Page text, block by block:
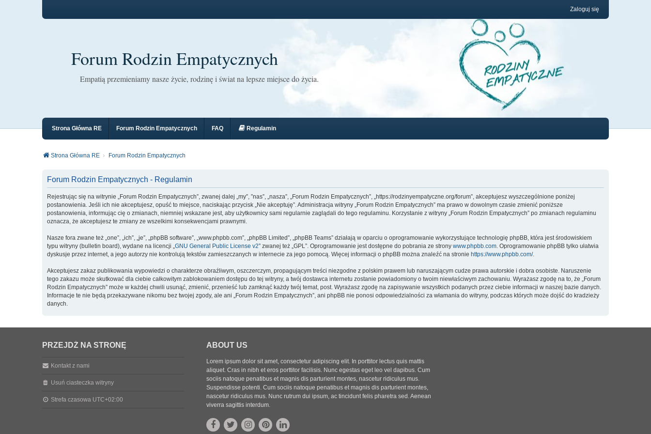
Zaloguj się
Forum Rodzin Empatycznych
Empatią przemieniamy nasze życie, rodzinę i świat na lepsze miejsce do życia.
Strona Główna RE Forum Rodzin Empatycznych FAQ Regulamin
Strona Główna RE Forum Rodzin Empatycznych
Forum Rodzin Empatycznych - Regulamin
Rejestrując się na witrynie „Forum Rodzin Empatycznych”, zwanej dalej „my”, ”nas”, „nasza”, „Forum Rodzin Empatycznych”, „https://rodzinyempatyczne.org/forum”, akceptujesz wyszczególnione poniżej
postanowienia. Jeśli ich nie akceptujesz, opuść to miejsce, naciskając przycisk „Nie akceptuję”. Administracja witryny „Forum Rodzin Empatycznych” ma prawo w dowolnym czasie zmienić poniższe
postanowienia, informując cię o zmianach, niemniej wskazane jest, aby użytkownicy sami regularnie zaglądali do tego regulaminu. Korzystanie z witryny „Forum Rodzin Empatycznych” po zmianach regulaminu
oznacza, że akceptujesz te zmiany ze wszelkimi konsekwencjami prawnymi.
Nasze fora zwane też „one”, „ich”, „je”, „phpBB software”, „www.phpbb.com”, „phpBB Limited”, „phpBB Teams” działają w oparciu o oprogramowanie wykorzystujące technologię phpBB, która jest środowiskiem
typu witryny (bulletin board), wydane na licencji „GNU General Public License v2” zwanej też „GPL”. Oprogramowanie jest dostępne do pobrania ze strony www.phpbb.com. Oprogramowanie phpBB tylko ułatwia
dyskusje przez internet, a jego autorzy nie kontrolują tekstów zamieszczanych w internecie za jego pomocą. Więcej informacji o phpBB można znaleźć na stronie https://www.phpbb.com/.
Akceptujesz zakaz publikowania wypowiedzi o charakterze obraźliwym, oszczerczym, propagującym treści niezgodne z polskim prawem lub naruszającym cudze prawa autorskie i dobra osobiste. Naruszenie
tego zakazu może skutkować dla ciebie całkowitym zablokowaniem dostępu do tej witryny, a twój dostawca internetu zostanie powiadomiony o twoim niewłaściwym zachowaniu. Wyrażasz zgodę na to, że „Forum
Rodzin Empatycznych” może w każdej chwili usunąć, zmienić, przenieść lub zamknąć każdy twój temat, post. Wyrażasz zgodę na zapisywanie wszystkich podanych przez ciebie informacji w naszej bazie danych.
Informacje te nie będą przekazywane nikomu bez twojej zgody, ale ani „Forum Rodzin Empatycznych”, ani phpBB nie ponosi odpowiedzialności za włamania do witryny, podczas których może dojść do kradzieży
danych.
PRZEJDŹ NA STRONĘ
Kontakt z nami
Usuń ciasteczka witryny
Strefa czasowa UTC+02:00
ABOUT US
Lorem ipsum dolor sit amet, consectetur adipiscing elit. In porttitor lectus quis mattis
aliquet. Cras in nibh et eros porttitor facilisis. Nunc egestas eget leo vel dapibus. Cum
sociis natoque penatibus et magnis dis parturient montes, nascetur ridiculus mus.
Suspendisse potenti. Cum sociis natoque penatibus et magnis dis parturient montes,
nascetur ridiculus mus. Nunc rutrum dui ipsum, ac tincidunt felis pharetra sed. Aenean
viverra sagittis interdum.